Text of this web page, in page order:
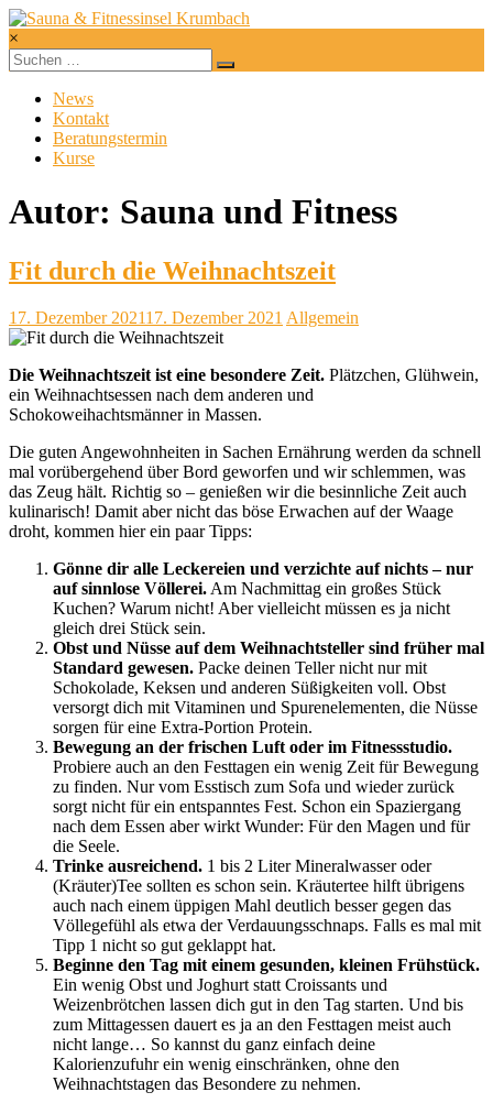
Zum
Inhalt
springen
Sauna
Fitnessinsel
Krumbach
fit
×
News
Kontakt
Beratungstermin
Kurse
Autor: Sauna und Fitness
Fit durch die Weihnachtszeit
17. Dezember 202117. Dezember 2021 Allgemein
Die Weihnachtszeit ist eine besondere Zeit. Plätzchen, Glühwein,
ein Weihnachtsessen nach dem anderen und
Schokoweihachtsmänner in Massen.
Die guten Angewohnheiten in Sachen Ernährung werden da schnell
mal vorübergehend über Bord geworfen und wir schlemmen, was
das Zeug hält. Richtig so – genießen wir die besinnliche Zeit auch
kulinarisch! Damit aber nicht das böse Erwachen auf der Waage
droht, kommen hier ein paar Tipps:
Gönne dir alle Leckereien und verzichte auf nichts – nur
auf sinnlose Völlerei. Am Nachmittag ein großes Stück
Kuchen? Warum nicht! Aber vielleicht müssen es ja nicht
gleich drei Stück sein.
Obst und Nüsse auf dem Weihnachtsteller sind früher mal
Standard gewesen. Packe deinen Teller nicht nur mit
Schokolade, Keksen und anderen Süßigkeiten voll. Obst
versorgt dich mit Vitaminen und Spurenelementen, die Nüsse
sorgen für eine Extra-Portion Protein.
Bewegung an der frischen Luft oder im Fitnessstudio.
Probiere auch an den Festtagen ein wenig Zeit für Bewegung
zu finden. Nur vom Esstisch zum Sofa und wieder zurück
sorgt nicht für ein entspanntes Fest. Schon ein Spaziergang
nach dem Essen aber wirkt Wunder: Für den Magen und für
die Seele.
Trinke ausreichend. 1 bis 2 Liter Mineralwasser oder
(Kräuter)Tee sollten es schon sein. Kräutertee hilft übrigens
auch nach einem üppigen Mahl deutlich besser gegen das
Völlegefühl als etwa der Verdauungsschnaps. Falls es mal mit
Tipp 1 nicht so gut geklappt hat.
Beginne den Tag mit einem gesunden, kleinen Frühstück.
Ein wenig Obst und Joghurt statt Croissants und
Weizenbrötchen lassen dich gut in den Tag starten. Und bis
zum Mittagessen dauert es ja an den Festtagen meist auch
nicht lange… So kannst du ganz einfach deine
Kalorienzufuhr ein wenig einschränken, ohne den
Weihnachtstagen das Besondere zu nehmen.